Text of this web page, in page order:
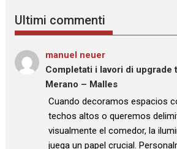
Ultimi commenti
manuel neuer
Completati i lavori di
Merano – Malles
: “
Cuando decoramos espacios
techos altos o queremos
visualmente el comedor, la
juega un papel crucial.